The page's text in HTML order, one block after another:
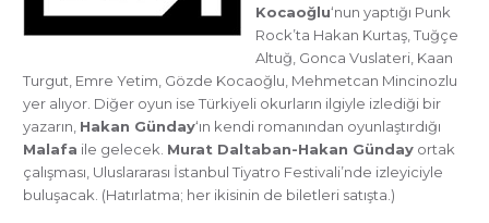
Kocaoğlu‘nun yaptığı Punk
Rock’ta Hakan Kurtaş, Tuğçe
Altuğ, Gonca Vuslateri, Kaan
Turgut, Emre Yetim, Gözde Kocaoğlu, Mehmetcan Mincinozlu
yer alıyor. Diğer oyun ise Türkiyeli okurların ilgiyle izlediği bir
yazarın, Hakan Günday‘ın kendi romanından oyunlaştırdığı
Malafa ile gelecek. Murat Daltaban-Hakan Günday ortak
çalışması, Uluslararası İstanbul Tiyatro Festivali’nde izleyiciyle
buluşacak. (Hatırlatma; her ikisinin de biletleri satışta.)